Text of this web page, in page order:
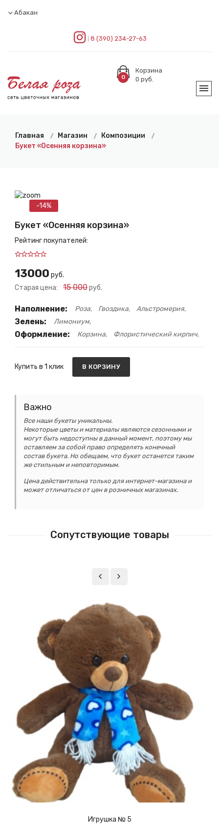
Абакан
8 (390) 234-27-63
0
Корзина
0 руб.
Главная Магазин
Композиции
Букет «Осенняя корзина»
-14%
Букет «Осенняя корзина»
Рейтинг покупателей:
13000 руб.
Старая цена:
15 000руб.
Наполнение: Роза Гвоздика Альстромерия
Зелень: Лимониум
Оформление: Корзина Флористический кирпич
Купить в 1 клик В КОРЗИНУ
Важно
Все наши букеты уникальны.
Некоторые цветы и материалы являются сезонными и
могут быть недоступны в данный момент, поэтому мы
оставляем за собой право определять конечный
состав букета. Но обещаем, что букет останется таким
же стильным и неповторимым.
Цена действительна только для интернет-магазина и
может отличаться от цен в розничных магазинах.
Сопутствующие товары
Игрушка № 5